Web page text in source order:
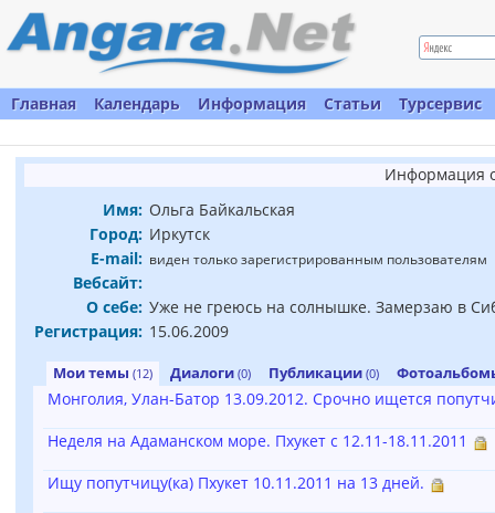
Главная Календарь Информация Статьи Турсервис
Информация
Имя: Ольга Байкальская
Город: Иркутск
E-mail: виден только зарегистрированным пользователям
Вебсайт:
О себе: Уже не греюсь на солнышке. Замерзаю в
Регистрация: 15.06.2009
Мои темы (12) Диалоги (0) Публикации (0)
Монголия, Улан-Батор 13.09.2012. Срочно ищется
Неделя на Адаманском море. Пхукет с 12.11-18.11.2011
Ищу попутчицу(ка) Пхукет 10.11.2011 на 13 дней.